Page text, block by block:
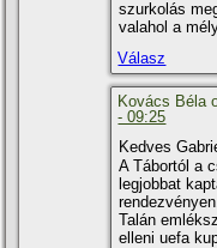
szurkolás
valahol a
Válasz
Kovács Béla
- 09:25
Kedves
A Tábortól a
legjobbat
rendezvényen.
Talán
elleni uefa